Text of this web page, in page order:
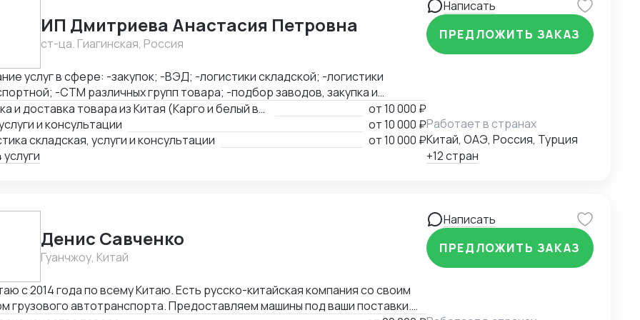
& Logistics); Китай ( PerlRiver) — собственное представительство
консолидацией грузов и взаимодействием с китайскими
Мы сопровождаем клиентов в форматах B2B и B2G,
надёжные и прозрачные логистические решения под ключ.
ИП Дмитриева Анастасия Петровна
ст-ца. Гиагинская, Россия
услуг в сфере: -закупок; -ВЭД; -логистики складской; -логистики
-СТМ различных групп товара; -подбор заводов, закупка и
товара из Китая (КАРГО и Белый ввоз) Страны с которыми работаю по
Европа, США, ОАЭ, Турция, Китай, СНГ
Закупка и доставка товара из Китая (Карго и белый ввоз), услуги и консультации от10 000 ₽
и консультации
от10 000 ₽
складская, услуги и консультации
от10 000 ₽
Написать
ПРЕДЛОЖИТЬ ЗАКАЗ
Работает в странах
Китай, ОАЭ, Россия, Турция
+12 стран
Денис Савченко
Гуанчжоу, Китай
с 2014 года по всему Китаю. Есть русско-китайская компания со своим
грузового автотранспорта. Предоставляем машины под ваши поставки.
Написать
ПРЕДЛОЖИТЬ ЗАКАЗ